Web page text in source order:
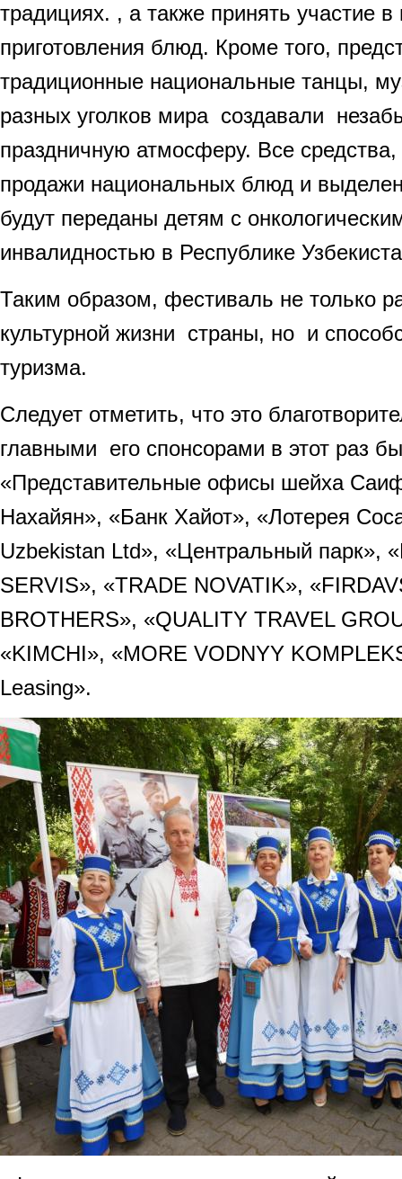
традициях. , а также принять участие в
приготовления блюд. Кроме того,
традиционные национальные танцы,
разных уголков мира создавали
праздничную атмосферу. Все
продажи национальных блюд и
будут переданы детям с
инвалидностью в Республике
Таким образом, фестиваль не только
культурной жизни страны, но и
туризма.
Следует отметить, что это
главными его спонсорами в этот раз
«Представительные офисы шейха
Нахайян», «Банк Хайот», «Лотерея
Uzbekistan Ltd», «Центральный парк»,
SERVIS», «TRADE NOVATIK»,
BROTHERS», «QUALITY TRAVEL
«KIMCHI», «MORE VODNYY
Leasing».